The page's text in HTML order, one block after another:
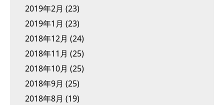
2019年2月 (23)
2019年1月 (23)
2018年12月 (24)
2018年11月 (25)
2018年10月 (25)
2018年9月 (25)
2018年8月 (19)